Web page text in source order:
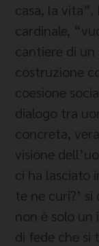
casa, la vita”.
cardinale,
cantiere di
costruzione
coesione
dialogo tra
concreta,
visione
ci ha lasciato
te ne curi?’
non è solo
di fede che si